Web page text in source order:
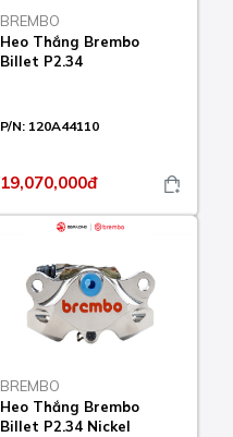
BREMBO
Heo Thắng Brembo
Billet P2.34
P/N: 120A44110
19,070,000đ
BREMBO
Heo Thắng Brembo
Billet P2.34 Nickel